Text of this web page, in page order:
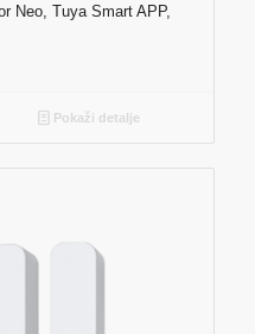
Neo, Tuya Smart APP,
Pokaži detalje